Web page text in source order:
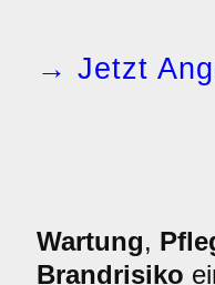
→ Jetzt
Wartung,
Brandrisiko